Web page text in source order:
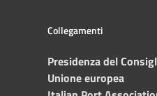
Collegamenti
Presidenza del
Unione europea